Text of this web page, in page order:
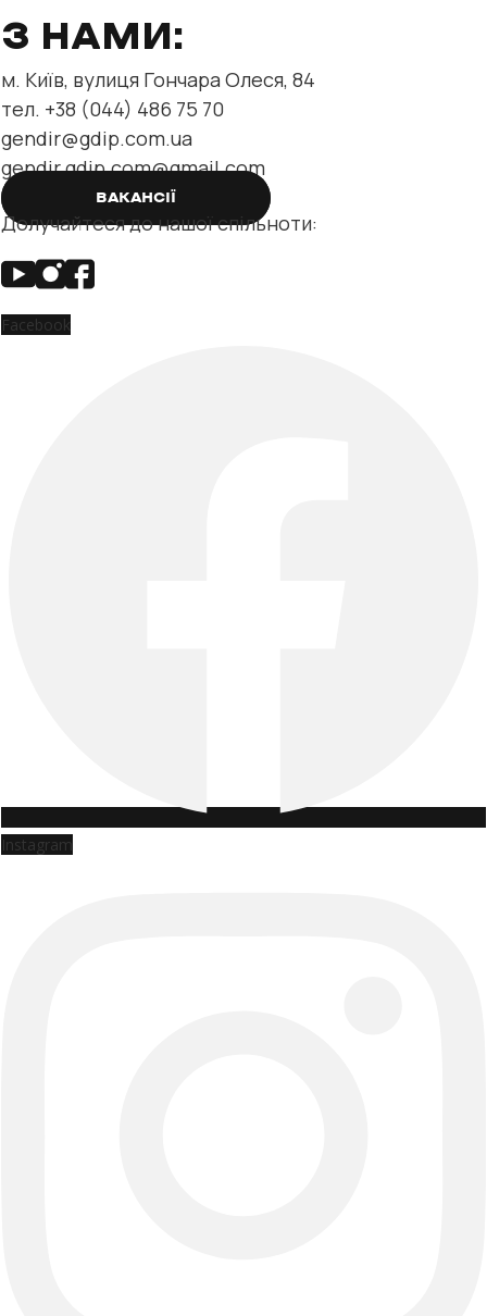
З НАМИ:
м. Київ, вулиця Гончара Олеся, 84
тел. +38 (044) 486 75 70
gendir@gdip.com.ua
gendir.gdip.com@gmail.com
ВАКАНСІЇ
Долучайтеся до нашої спільноти:
Facebook
Instagram